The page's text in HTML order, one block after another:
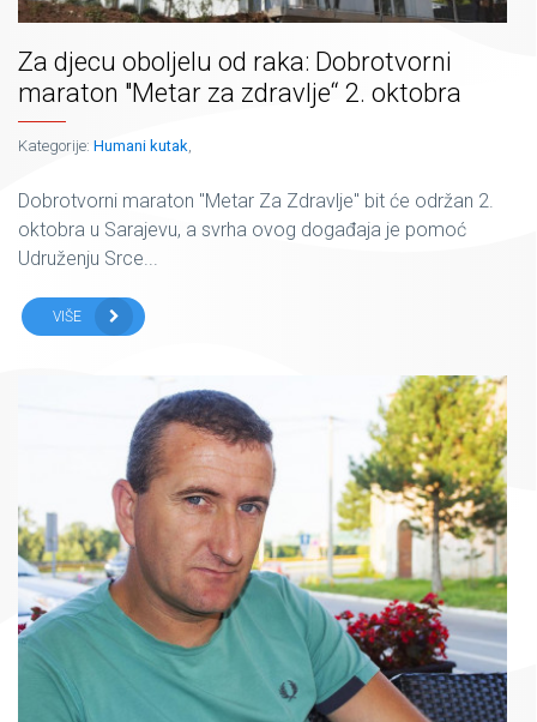
Za djecu oboljelu od raka: Dobrotvorni
maraton "Metar za zdravlje“ 2. oktobra
Kategorije: Humani kutak,
Dobrotvorni maraton "Metar Za Zdravlje" bit će održan 2.
oktobra u Sarajevu, a svrha ovog događaja je pomoć
Udruženju Srce...
VIŠE